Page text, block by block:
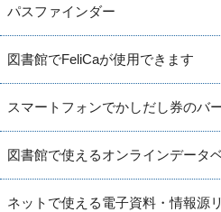
パスファインダー
図書館でFeliCaが使用できます
スマートフォンでかしだし券のバ
図書館で使えるオンラインデータ
ネットで使える電子資料・情報源